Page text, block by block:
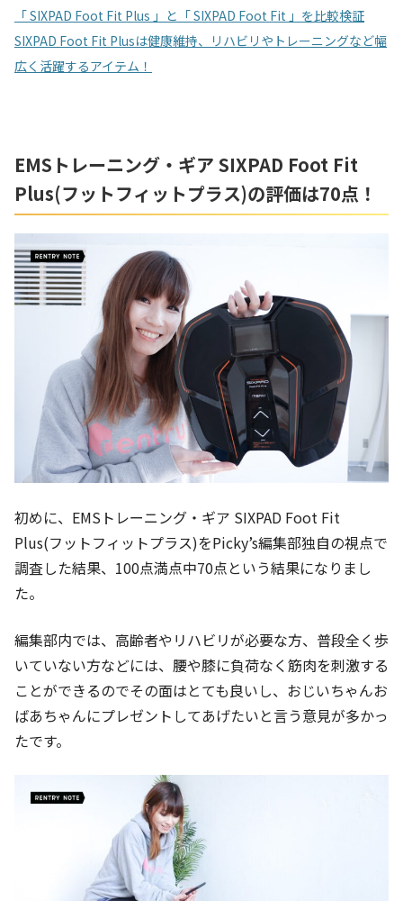
「 SIXPAD Foot Fit Plus 」と「 SIXPAD Foot Fit 」を比較検証
SIXPAD Foot Fit Plusは健康維持、リハビリやトレーニングなど幅
広く活躍するアイテム！
EMS トレーニング・ギア SIXPAD Foot Fit
Plus(フットフィットプラス)の評価は70点！
初めに、 EMS トレーニング・ギア SIXPAD Foot Fit
Plus(フットフィットプラス)をPicky’s編集部独自の視点で
調査した結果、100点満点中70点という結果になりまし
た。
編集部内では、高齢者やリハビリが必要な方、普段全く歩
いていない方などには、腰や膝に負荷なく筋肉を刺激する
ことができるのでその面はとても良いし、おじいちゃんお
ばあちゃんにプレゼントしてあげたいと言う意見が多かっ
たです。